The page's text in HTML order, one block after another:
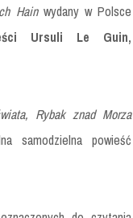
Hain wydany w Polsce
Ursuli Le Guin,
Rybak znad Morza
samodzielna powieść